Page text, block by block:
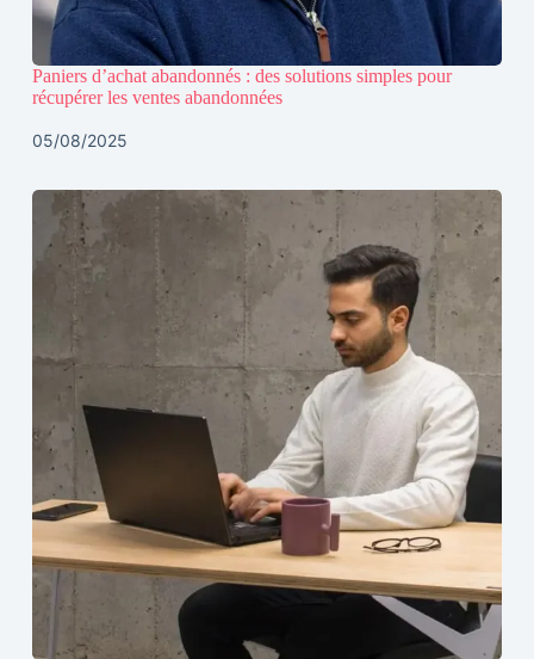
Paniers d’achat abandonnés : des solutions simples pour
récupérer les ventes abandonnées
05/08/2025